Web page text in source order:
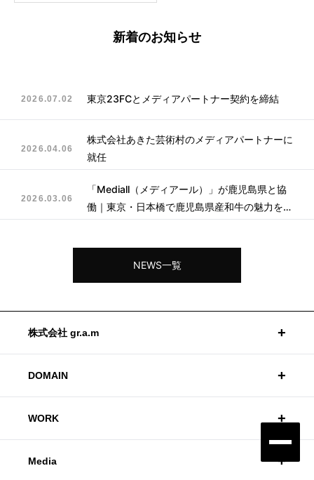
新着のお知らせ
2026.07.02 東京23FCとメディアパートナー契約を締結
2026.04.06
株式会社あきた芸術村のメディアパートナーに
就任
2026.03.06
「Mediall（メディアール）」が鹿児島県と協
働｜東京・日本橋で鹿児島県産和牛の魅力を発
NEWS一覧
株式会社 gr.a.m +
OFFICE
〒163-1424
DOMAIN +
Global Research and Marketing
Media
WORK +
Global Access
Mediall
Media +